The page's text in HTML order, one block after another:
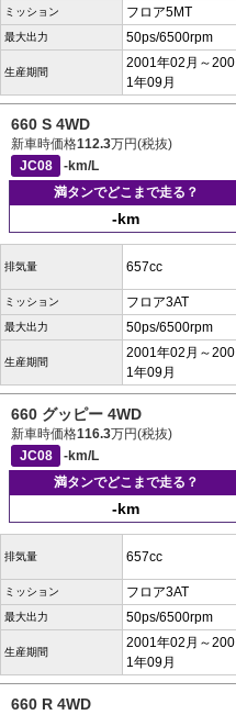
ミッション フロア5MT
最大出力 50ps/6500rpm
生産期間
2001年02月～200
1年09月
660 S 4WD
新車時価格112.3万円(税抜)
JC08
-km/L
満タンでどこまで走る？
-km
排気量 657cc
ミッション フロア3AT
最大出力 50ps/6500rpm
生産期間
2001年02月～200
1年09月
660 グッピー 4WD
新車時価格116.3万円(税抜)
JC08
-km/L
満タンでどこまで走る？
-km
排気量 657cc
ミッション フロア3AT
最大出力 50ps/6500rpm
生産期間
2001年02月～200
1年09月
660 R 4WD